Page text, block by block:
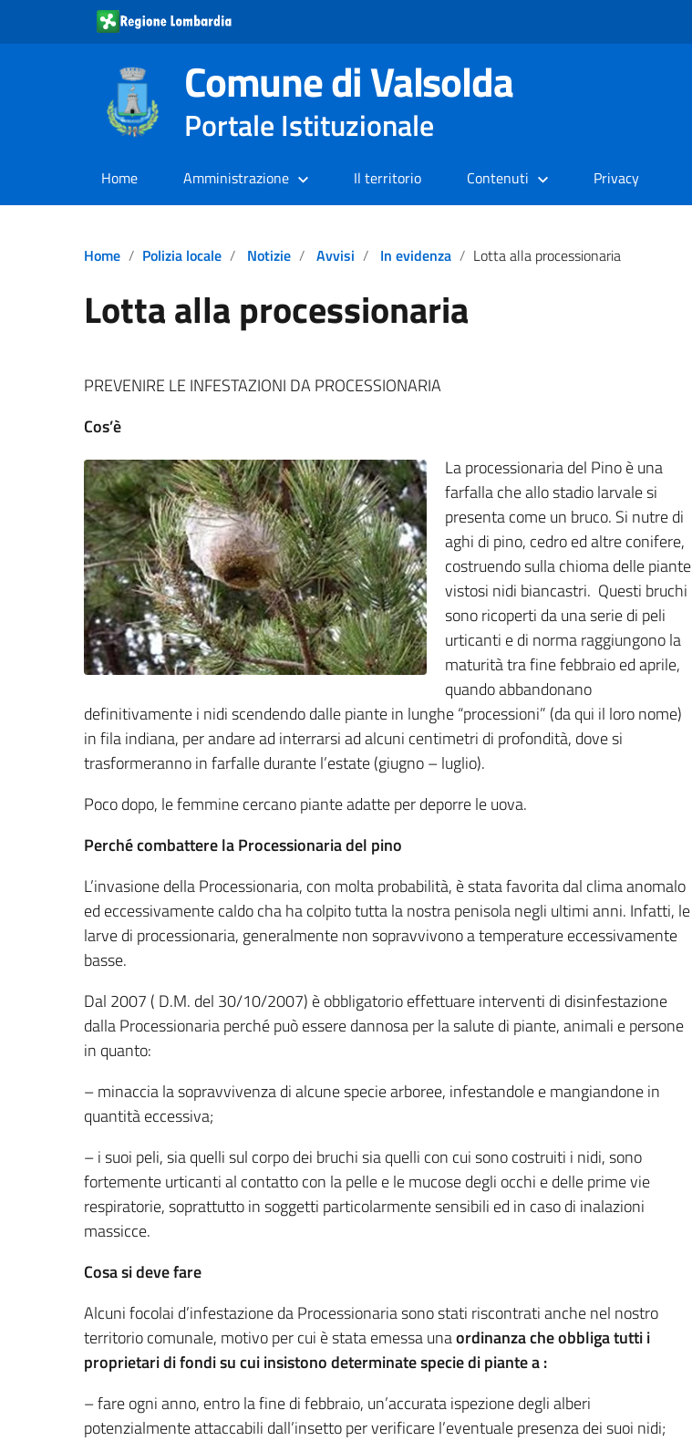
Comune di Valsolda
Portale Istituzionale
Home Amministrazione Il territorio Contenuti Privacy
Home Polizia locale Notizie Avvisi In evidenza Lotta alla processionaria
Lotta alla processionaria
PREVENIRE LE INFESTAZIONI DA PROCESSIONARIA
Cos’è
La processionaria del Pino è una
farfalla che allo stadio larvale si
presenta come un bruco. Si nutre di
aghi di pino, cedro ed altre conifere,
costruendo sulla chioma delle piante
vistosi nidi biancastri. Questi bruchi
sono ricoperti da una serie di peli
urticanti e di norma raggiungono la
maturità tra fine febbraio ed aprile,
quando abbandonano
definitivamente i nidi scendendo dalle piante in lunghe “processioni” (da qui il loro nome)
in fila indiana, per andare ad interrarsi ad alcuni centimetri di profondità, dove si
trasformeranno in farfalle durante l’estate (giugno – luglio).
Poco dopo, le femmine cercano piante adatte per deporre le uova.
Perché combattere la Processionaria del pino
L’invasione della Processionaria, con molta probabilità, è stata favorita dal clima anomalo
ed eccessivamente caldo cha ha colpito tutta la nostra penisola negli ultimi anni. Infatti, le
larve di processionaria, generalmente non sopravvivono a temperature eccessivamente
basse.
Dal 2007 ( D.M. del 30/10/2007) è obbligatorio effettuare interventi di disinfestazione
dalla Processionaria perché può essere dannosa per la salute di piante, animali e persone
in quanto:
– minaccia la sopravvivenza di alcune specie arboree, infestandole e mangiandone in
quantità eccessiva;
– i suoi peli, sia quelli sul corpo dei bruchi sia quelli con cui sono costruiti i nidi, sono
fortemente urticanti al contatto con la pelle e le mucose degli occhi e delle prime vie
respiratorie, soprattutto in soggetti particolarmente sensibili ed in caso di inalazioni
massicce.
Cosa si deve fare
Alcuni focolai d’infestazione da Processionaria sono stati riscontrati anche nel nostro
territorio comunale, motivo per cui è stata emessa unaordinanza che obbliga tutti i
proprietari di fondi su cui insistono determinate specie di piante a :
– fare ogni anno, entro la fine di febbraio, un’accurata ispezione degli alberi
potenzialmente attaccabili dall’insetto per verificare l’eventuale presenza dei suoi nidi;